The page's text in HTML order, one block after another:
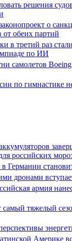
решения
о
от обеих партий
в третий раз
по ИИ
самолетов
по гимнастике
российских
Германии
дронами
армия
тяжелый
Америке